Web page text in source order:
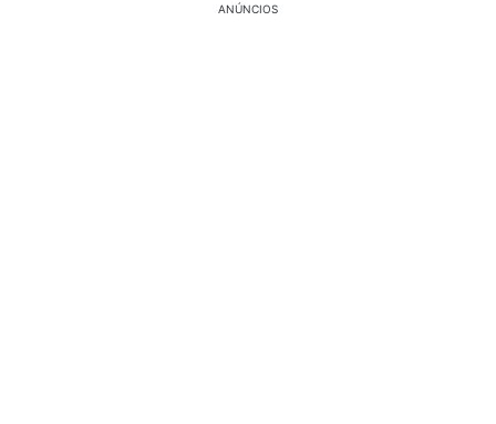
ANÚNCIOS